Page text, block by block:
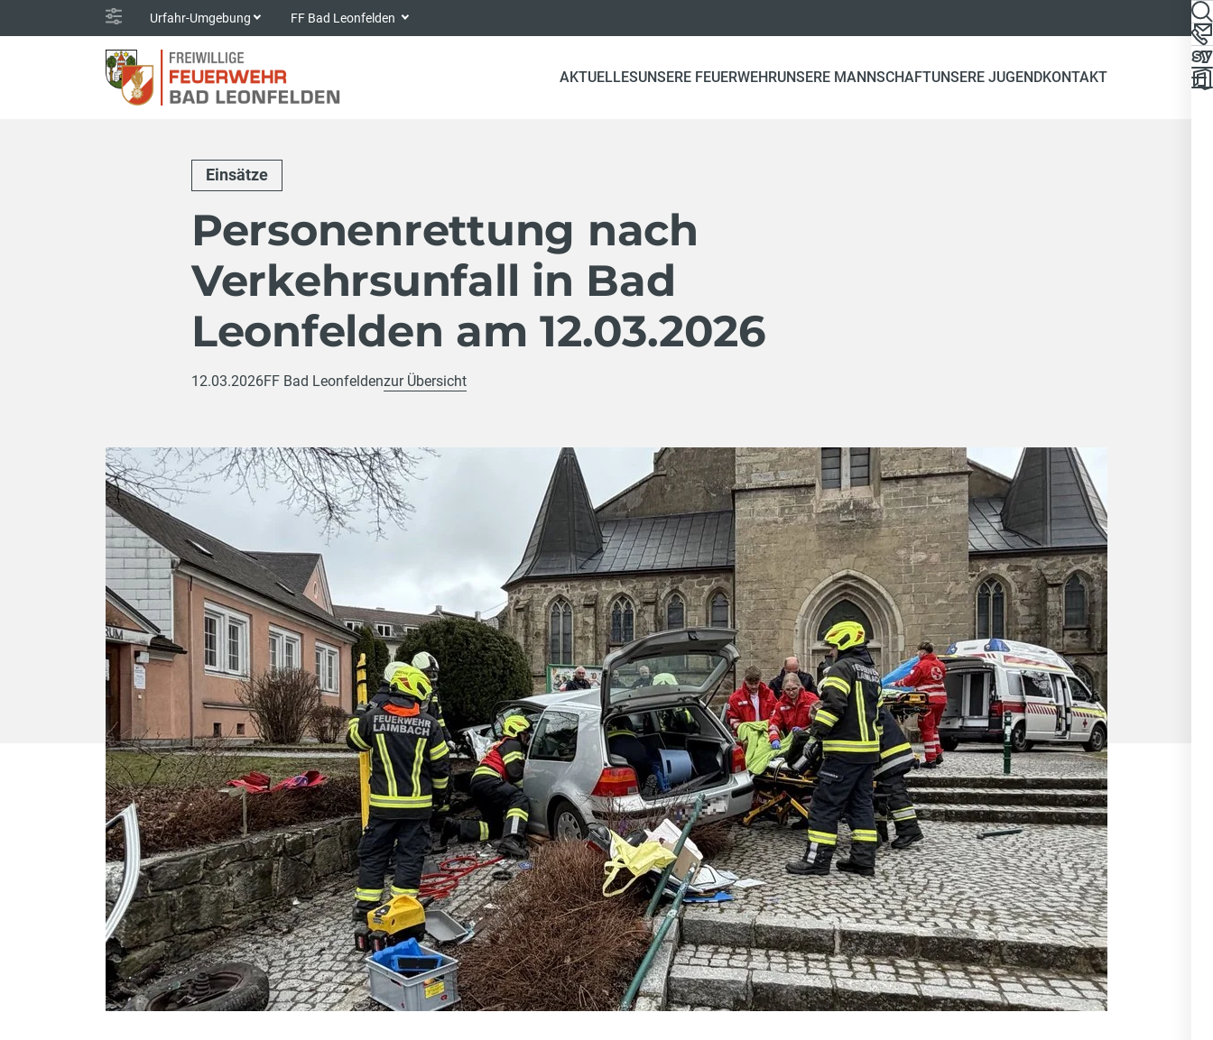
Urfahr-Umgebung FF Bad Leonfelden
AKTUELLESUNSERE FEUERWEHRUNSERE MANNSCHAFTUNSERE JUGENDKONTAKT
Einsätze
Personenrettung nach
Verkehrsunfall in Bad
Leonfelden am 12.03.2026
12.03.2026FF Bad Leonfeldenzur Übersicht